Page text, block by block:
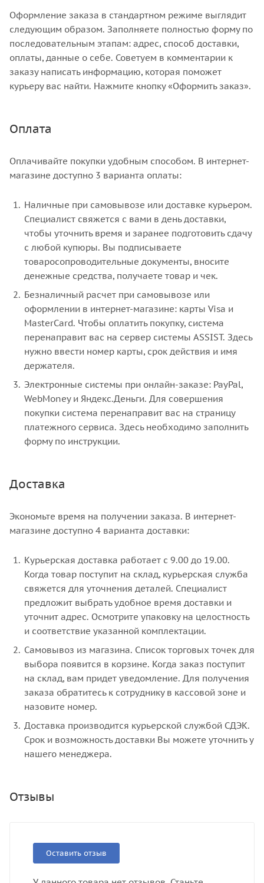
Оформление заказа в стандартном режиме выглядит
следующим образом. Заполняете полностью форму по
последовательным этапам: адрес, способ доставки,
оплаты, данные о себе. Советуем в комментарии к
заказу написать информацию, которая поможет
курьеру вас найти. Нажмите кнопку «Оформить заказ».
Оплата
Оплачивайте покупки удобным способом. В интернет-
магазине доступно 3 варианта оплаты:
Наличные при самовывозе или доставке курьером.
Специалист свяжется с вами в день доставки,
чтобы уточнить время и заранее подготовить сдачу
с любой купюры. Вы подписываете
товаросопроводительные документы, вносите
денежные средства, получаете товар и чек.
Безналичный расчет при самовывозе или
оформлении в интернет-магазине: карты Visa и
MasterCard. Чтобы оплатить покупку, система
перенаправит вас на сервер системы ASSIST. Здесь
нужно ввести номер карты, срок действия и имя
держателя.
Электронные системы при онлайн-заказе: PayPal,
WebMoney и Яндекс.Деньги. Для совершения
покупки система перенаправит вас на страницу
платежного сервиса. Здесь необходимо заполнить
форму по инструкции.
Доставка
Экономьте время на получении заказа. В интернет-
магазине доступно 4 варианта доставки:
Курьерская доставка работает с 9.00 до 19.00.
Когда товар поступит на склад, курьерская служба
свяжется для уточнения деталей. Специалист
предложит выбрать удобное время доставки и
уточнит адрес. Осмотрите упаковку на целостность
и соответствие указанной комплектации.
Самовывоз из магазина. Список торговых точек для
выбора появится в корзине. Когда заказ поступит
на склад, вам придет уведомление. Для получения
заказа обратитесь к сотруднику в кассовой зоне и
назовите номер.
Доставка производится курьерской службой СДЭК.
Срок и возможность доставки Вы можете уточнить у
нашего менеджера.
Отзывы
Оставить отзыв